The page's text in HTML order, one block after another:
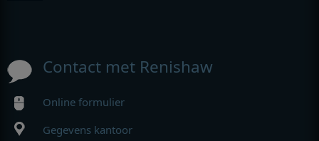
Contact met Renishaw
Online formulier
Gegevens kantoor